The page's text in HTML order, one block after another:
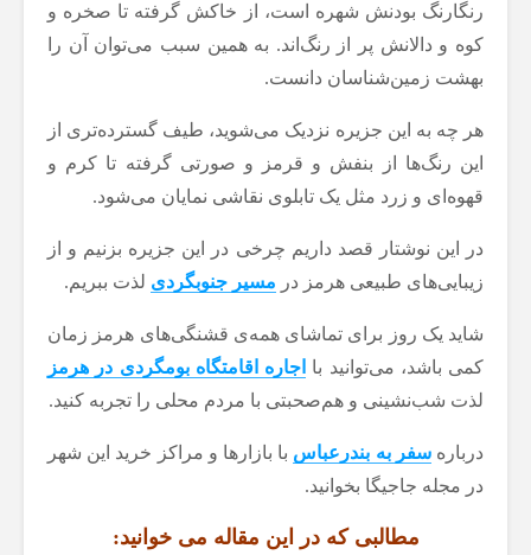
رنگارنگ بودنش شهره است، از خاکش گرفته تا صخره و
کوه و دالانش پر از رنگ‌اند. به همین سبب می‌توان آن را
بهشت زمین‌شناسان دانست.
هر چه به این جزیره نزدیک می‌شوید، طیف گسترده‌تری از
این رنگ‌ها از بنفش و قرمز و صورتی گرفته تا کرم و
قهوه‌ای و زرد مثل یک تابلوی نقاشی نمایان می‌شود.
در این نوشتار قصد داریم چرخی در این جزیره بزنیم و از
زیبایی‌های طبیعی هرمز در مسیر جنوبگردی لذت ببریم.
شاید یک روز برای تماشای همه‌ی قشنگی‌های هرمز زمان
کمی باشد، می‌توانید با اجاره اقامتگاه بومگردی در هرمز
لذت شب‌نشینی و هم‌صحبتی با مردم محلی را تجربه کنید.
دربارهسفر به بندرعباس با بازارها و مراکز خرید این شهر
در مجله جاجیگا بخوانید.
مطالبی که در این مقاله می خوانید: